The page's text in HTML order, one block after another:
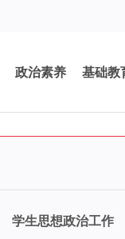
政治素养 基础教
学生思想政治工作